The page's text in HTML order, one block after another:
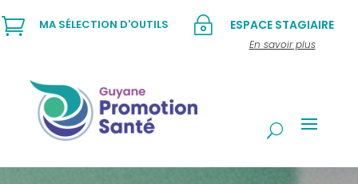
~ ESPACE STAGIAIRE
En savoir plus
 MA SÉLECTION D'OUTILS